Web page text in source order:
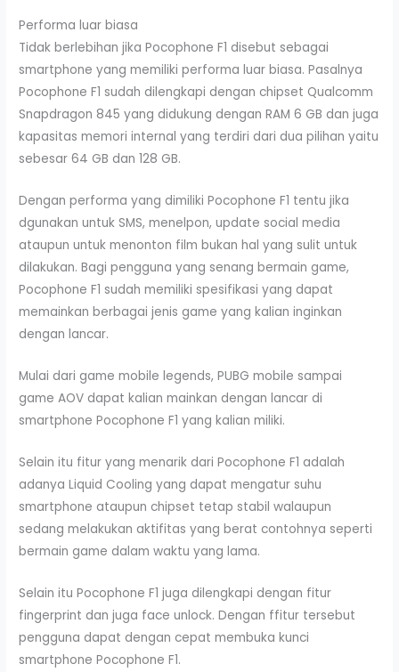
Performa luar biasa
Tidak berlebihan jika Pocophone F1 disebut sebagai
smartphone yang memiliki performa luar biasa. Pasalnya
Pocophone F1 sudah dilengkapi dengan chipset Qualcomm
Snapdragon 845 yang didukung dengan RAM 6 GB dan juga
kapasitas memori internal yang terdiri dari dua pilihan yaitu
sebesar 64 GB dan 128 GB.
Dengan performa yang dimiliki Pocophone F1 tentu jika
dgunakan untuk SMS, menelpon, update social media
ataupun untuk menonton film bukan hal yang sulit untuk
dilakukan. Bagi pengguna yang senang bermain game,
Pocophone F1 sudah memiliki spesifikasi yang dapat
memainkan berbagai jenis game yang kalian inginkan
dengan lancar.
Mulai dari game mobile legends, PUBG mobile sampai
game AOV dapat kalian mainkan dengan lancar di
smartphone Pocophone F1 yang kalian miliki.
Selain itu fitur yang menarik dari Pocophone F1 adalah
adanya Liquid Cooling yang dapat mengatur suhu
smartphone ataupun chipset tetap stabil walaupun
sedang melakukan aktifitas yang berat contohnya seperti
bermain game dalam waktu yang lama.
Selain itu Pocophone F1 juga dilengkapi dengan fitur
fingerprint dan juga face unlock. Dengan ffitur tersebut
pengguna dapat dengan cepat membuka kunci
smartphone Pocophone F1.